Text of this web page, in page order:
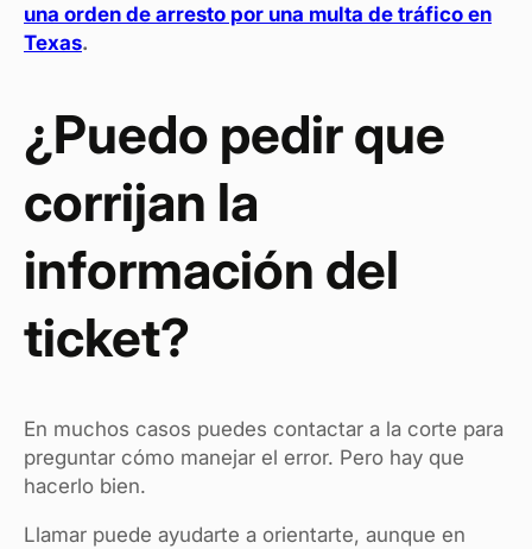
una orden de arresto por una multa de tráfico en
Texas.
¿Puedo pedir que
corrijan la
información del
ticket?
En muchos casos puedes contactar a la corte para
preguntar cómo manejar el error. Pero hay que
hacerlo bien.
Llamar puede ayudarte a orientarte, aunque en